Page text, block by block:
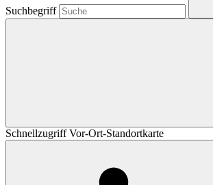
Suchbegriff
Schnellzugriff Vor-Ort-Standortkarte